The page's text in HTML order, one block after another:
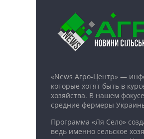
«News Агро-Центр» —
которые хотят быть в
хозяйства. В нашем
средние фермеры
Программа «Ля Село»
ведь именно сельское